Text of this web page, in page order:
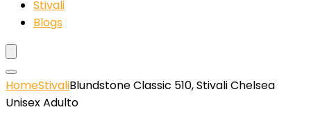
Stivali
Blogs
HomeStivaliBlundstone Classic 510, Stivali Chelsea
Unisex Adulto